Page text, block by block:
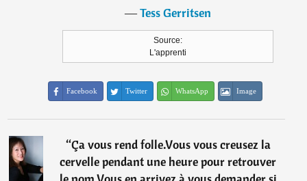
―Tess Gerritsen
Source:
L'apprenti
Facebook Twitter WhatsApp Image
“Ça vous rend folle.Vous vous creusez la
cervelle pendant une heure pour retrouver